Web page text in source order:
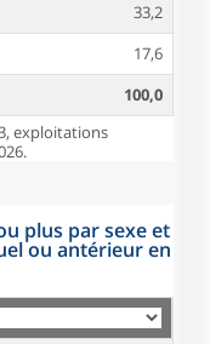
33,2
17,6
100,0
exploitations
plus par sexe et
ou antérieur en